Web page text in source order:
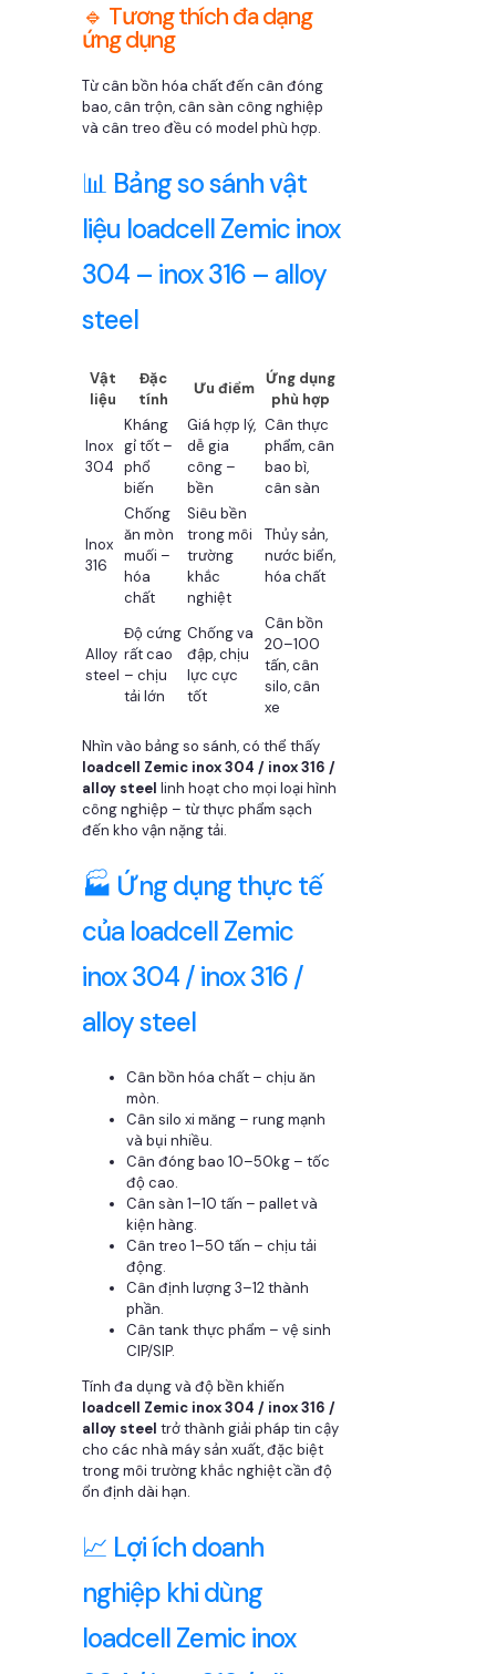
🔹 Tương thích đa dạng
ứng dụng
Từ cân bồn hóa chất đến cân đóng
bao, cân trộn, cân sàn công nghiệp
và cân treo đều có model phù hợp.
📊 Bảng so sánh vật
liệu loadcell Zemic inox
304 – inox 316 – alloy
steel
Vật
liệu
Đặc
tính
Ưu điểm
Ứng dụng
phù hợp
Inox
304
Kháng
gỉ tốt –
phổ
biến
Giá hợp lý,
dễ gia
công –
bền
Cân thực
phẩm, cân
bao bì,
cân sàn
Inox
316
Chống
ăn mòn
muối –
hóa
chất
Siêu bền
trong môi
trường
khắc
nghiệt
Thủy sản,
nước biển,
hóa chất
Alloy
steel
Độ cứng
rất cao
– chịu
tải lớn
Chống va
đập, chịu
lực cực
tốt
Cân bồn
20–100
tấn, cân
silo, cân
xe
Nhìn vào bảng so sánh, có thể thấy
loadcell Zemic inox 304 / inox 316 /
alloy steel linh hoạt cho mọi loại hình
công nghiệp – từ thực phẩm sạch
đến kho vận nặng tải.
🏭 Ứng dụng thực tế
của loadcell Zemic
inox 304 / inox 316 /
alloy steel
Cân bồn hóa chất – chịu ăn
mòn.
Cân silo xi măng – rung mạnh
và bụi nhiều.
Cân đóng bao 10–50kg – tốc
độ cao.
Cân sàn 1–10 tấn – pallet và
kiện hàng.
Cân treo 1–50 tấn – chịu tải
động.
Cân định lượng 3–12 thành
phần.
Cân tank thực phẩm – vệ sinh
CIP/SIP.
Tính đa dụng và độ bền khiến
loadcell Zemic inox 304 / inox 316 /
alloy steel trở thành giải pháp tin cậy
cho các nhà máy sản xuất, đặc biệt
trong môi trường khắc nghiệt cần độ
ổn định dài hạn.
📈 Lợi ích doanh
nghiệp khi dùng
loadcell Zemic inox